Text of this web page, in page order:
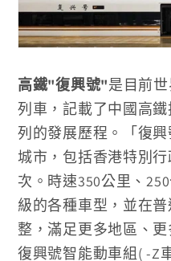
高鐵"復興號"是目前
列車，記載了中國高
列的發展歷程。「復
城市，包括香港特別
次。時速350公里、
級的各種車型，並在
整，滿足更多地區、
復興號智能動車組( -Z